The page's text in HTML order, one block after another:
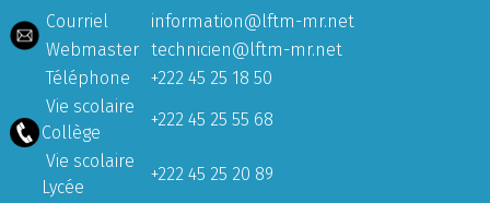
Courriel
information@lftm-mr.net
Webmaster technicien@lftm-mr.net
Téléphone
+222 45 25 18 50
Vie scolaire
Collège
+222 45 25 55 68
Vie scolaire
Lycée
+222 45 25 20 89